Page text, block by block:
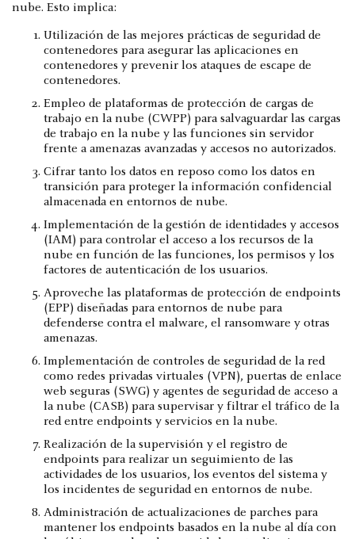
nube. Esto implica:
Utilización de las mejores prácticas de seguridad de
contenedores para asegurar las aplicaciones en
contenedores y prevenir los ataques de escape de
contenedores.
Empleo de plataformas de protección de cargas de
trabajo en la nube (CWPP) para salvaguardar las cargas
de trabajo en la nube y las funciones sin servidor
frente a amenazas avanzadas y accesos no autorizados.
Cifrar tanto los datos en reposo como los datos en
transición para proteger la información confidencial
almacenada en entornos de nube.
Implementación de la gestión de identidades y accesos
(IAM) para controlar el acceso a los recursos de la
nube en función de las funciones, los permisos y los
factores de autenticación de los usuarios.
Aproveche las plataformas de protección de endpoints
(EPP) diseñadas para entornos de nube para
defenderse contra el malware, el ransomware y otras
amenazas.
Implementación de controles de seguridad de la red
como redes privadas virtuales (VPN), puertas de enlace
web seguras (SWG) y agentes de seguridad de acceso a
la nube (CASB) para supervisar y filtrar el tráfico de la
red entre endpoints y servicios en la nube.
Realización de la supervisión y el registro de
endpoints para realizar un seguimiento de las
actividades de los usuarios, los eventos del sistema y
los incidentes de seguridad en entornos de nube.
Administración de actualizaciones de parches para
mantener los endpoints basados en la nube al día con